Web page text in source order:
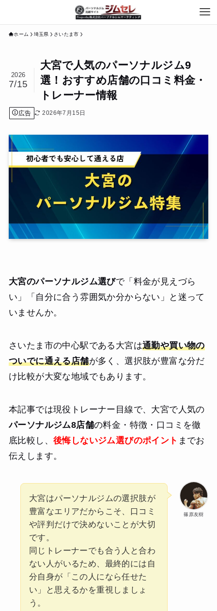
ホーム 埼玉県 さいたま市
大宮で人気のパーソナルジム9
選！おすすめ店舗の口コミ料金・
トレーナー情報
2026
7/15
広告 2026年7月15日
大宮のパーソナルジム選びで「料金が見えづら
い」「自分に合う雰囲気か分からない」と迷って
いませんか。
さいたま市の中心駅である大宮は通勤や買い物の
ついでに通える店舗が多く、選択肢が豊富な分だ
け比較が大変な地域でもあります。
本記事では現役トレーナー目線で、大宮で人気の
パーソナルジム8店舗の料金・特徴・口コミを徹
底比較し、 後悔しないジム選びのポイント までお
伝えします。
篠原友樹
大宮はパーソナルジムの選択肢が
豊富なエリアだからこそ、口コミ
や評判だけで決めないことが大切
です。
同じトレーナーでも合う人と合わ
ない人がいるため、最終的には自
分自身が「この人になら任せた
い」と思えるかを重視しましょ
う。